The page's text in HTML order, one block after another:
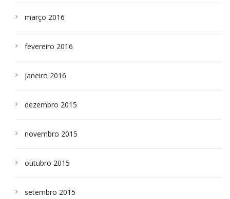
março 2016
fevereiro 2016
janeiro 2016
dezembro 2015
novembro 2015
outubro 2015
setembro 2015